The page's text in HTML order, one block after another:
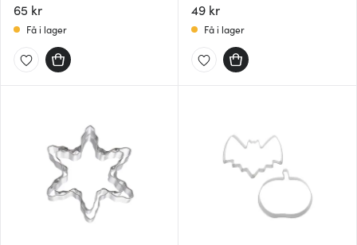
65 kr
Få i lager
49 kr
Få i lager